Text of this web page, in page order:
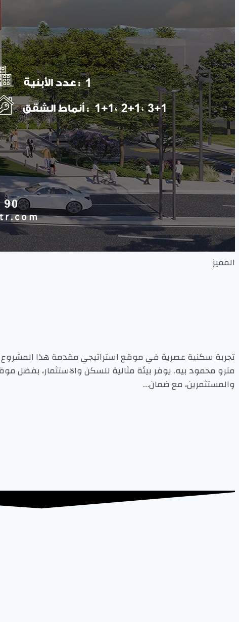
المميز
تجربة سكنية عصرية في موقع استراتيجي مقدمة هذا
والمستثمرين، مع ضمان…